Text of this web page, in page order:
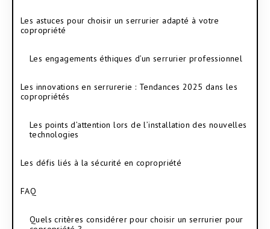
Les astuces pour choisir un serrurier adapté à votre
copropriété
Les engagements éthiques d’un serrurier professionnel
Les innovations en serrurerie : Tendances 2025 dans les
copropriétés
Les points d’attention lors de l’installation des nouvelles
technologies
Les défis liés à la sécurité en copropriété
FAQ
Quels critères considérer pour choisir un serrurier pour